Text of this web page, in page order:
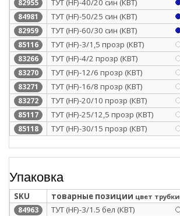
82955 ТУТ (HF)-40/20 син (КВТ)
84981 ТУТ (HF)-50/25 син (КВТ)
82959 ТУТ (HF)-60/30 син (КВТ)
85116 ТУТ (HF)-3/1,5 прозр (КВТ)
83266 ТУТ (HF)-4/2 прозр (КВТ)
83270 ТУТ (HF)-12/6 прозр (КВТ)
83271 ТУТ (HF)-16/8 прозр (КВТ)
83272 ТУТ (HF)-20/10 прозр (КВТ)
85117 ТУТ (HF)-25/12,5 прозр (КВТ)
85118 ТУТ (HF)-30/15 прозр (КВТ)
Упаковка
SKU товарные позиции цвет трубки
84963 ТУТ (HF)-3/1.5 бел (КВТ)